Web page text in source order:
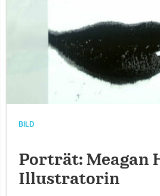
BILD
Porträt: Meagan
Illustratorin